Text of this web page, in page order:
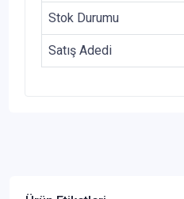
Stok Durumu
Satış Adedi